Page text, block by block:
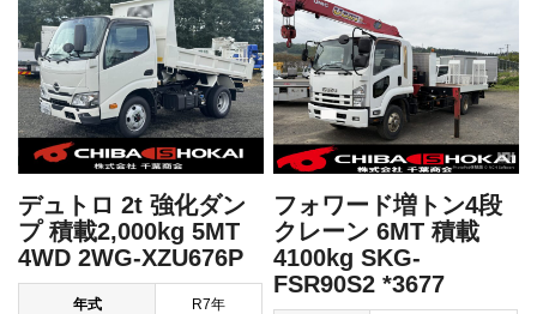
デュトロ 2t 強化ダン
プ 積載2,000kg 5MT
4WD 2WG-XZU676P
年式 R7年
フォワード増トン4段
クレーン 6MT 積載
4100kg SKG-
FSR90S2 *3677